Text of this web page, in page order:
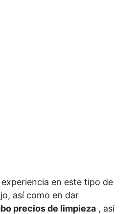
en este tipo de
así como en dar
precios de limpieza , así